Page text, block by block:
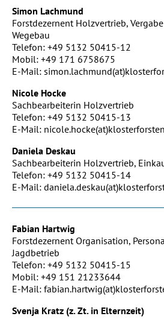
Simon Lachmund
Forstdezernent Holzvertrieb,
Wegebau
Telefon: +49 5132 50415-12
Mobil: +49 171 6758675
E-Mail:
Nicole Hocke
Sachbearbeiterin Holzvertrieb
Telefon: +49 5132 50415-13
E-Mail:
Daniela Deskau
Sachbearbeiterin Holzvertrieb,
Telefon: +49 5132 50415-14
E-Mail:
Fabian Hartwig
Forstdezernent Organisation,
Jagdbetrieb
Telefon: +49 5132 50415-15
Mobil: +49 151 21233644
E-Mail:
Svenja Kratz (z. Zt. in Elternzeit)